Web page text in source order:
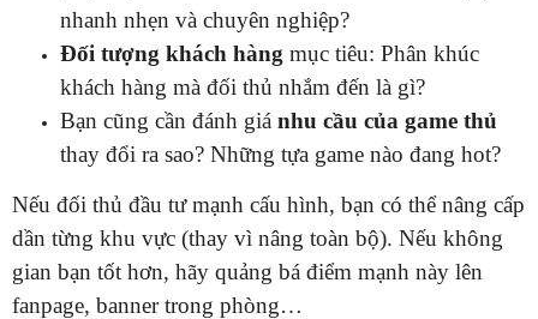
nhanh nhẹn và chuyên nghiệp?
Đối tượng khách hàng mục tiêu: Phân khúc
khách hàng mà đối thủ nhắm đến là gì?
Bạn cũng cần đánh giá nhu cầu của game thủ
thay đổi ra sao? Những tựa game nào đang hot?
Nếu đối thủ đầu tư mạnh cấu hình, bạn có thể nâng cấp
dần từng khu vực (thay vì nâng toàn bộ). Nếu không
gian bạn tốt hơn, hãy quảng bá điểm mạnh này lên
fanpage, banner trong phòng…